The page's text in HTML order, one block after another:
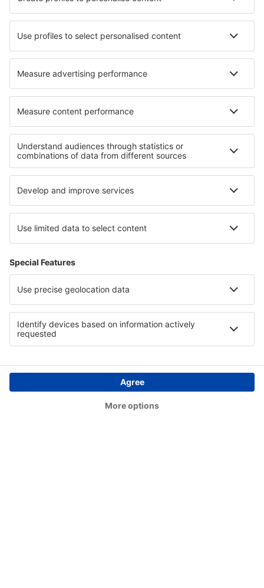
Tanjung Pinang Kijang (TNJ)
Labuan Bajo Komodo (LBJ)
Medan
Letung Airport (LMU)
Lombok Intl Airport (LOP)
Luwuk Airport (LUW)
Saumlaki Mathilda Batlayeri (SXK)
Merauke Mopah (MKQ)
Palu Mutiara (PLW)
Nabire Airport (NBX)
Namlea Namniwel (NAM)
Denpasar Ngurah Rai (DPS)
Dekai Nop Goliat (DEX)